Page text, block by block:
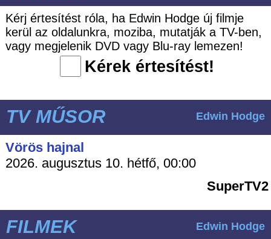
Kérj értesítést róla, ha Edwin Hodge új filmje
kerül az oldalunkra, moziba, mutatják a TV-ben,
vagy megjelenik DVD vagy Blu-ray lemezen!
Kérek értesítést!
TV MŰSOR Edwin Hodge
Vörös hajnal
2026. augusztus 10. hétfő, 00:00
SuperTV2
FILMEK Edwin Hodge